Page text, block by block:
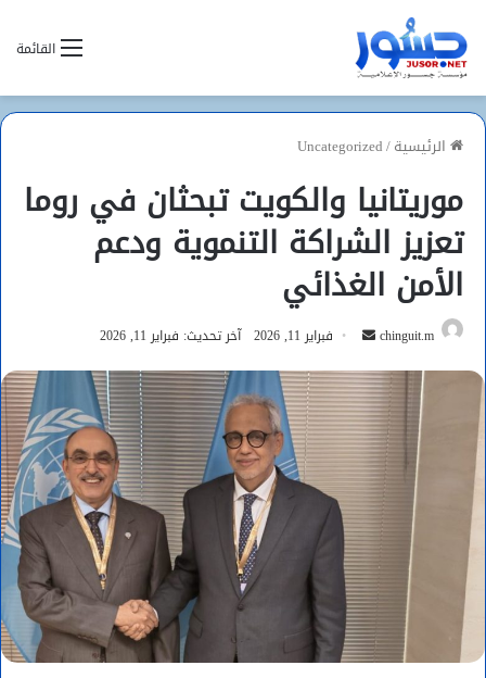
القائمة
الرئيسية/
Uncategorized
موريتانيا والكويت تبحثان في روما
تعزيز الشراكة التنموية ودعم
الأمن الغذائي
chinguit.m
أرسل
إلكترونيا
فبراير 11, 2026 آخر تحديث: فبراير 11, 2026